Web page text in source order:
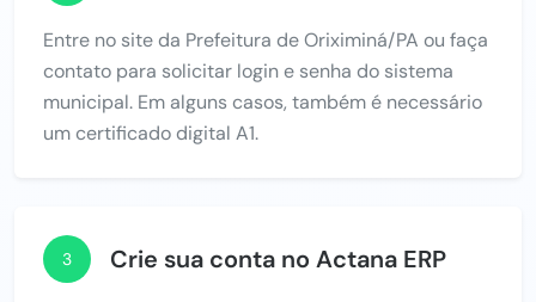
Entre no site da Prefeitura de Oriximiná/PA ou faça
contato para solicitar login e senha do sistema
municipal. Em alguns casos, também é necessário
um certificado digital A1.
3 Crie sua conta no Actana ERP